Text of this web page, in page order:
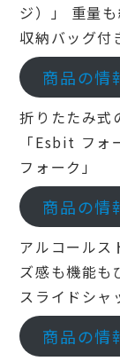
ジ）」 重量
収納バッグ付
商品の情
折りたたみ式
「Esbit フォ
フォーク」
商品の情
アルコールス
ズ感も機能
スライドシャ
商品の情